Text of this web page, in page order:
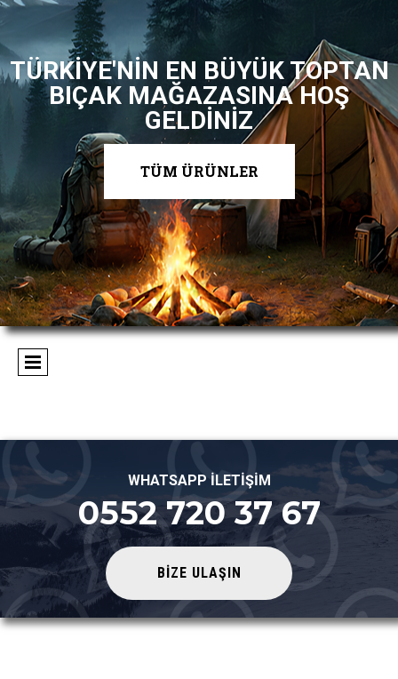
TÜRKİYE'NİN EN BÜYÜK TOPTAN
BIÇAK MAĞAZASINA HOŞ
GELDİNİZ
TÜM ÜRÜNLER
WHATSAPP İLETİŞİM
0552 720 37 67
BİZE ULAŞIN